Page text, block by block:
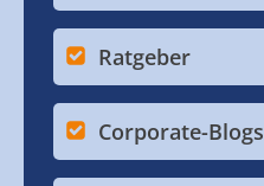
Ratgeber
Corporate-Blogs